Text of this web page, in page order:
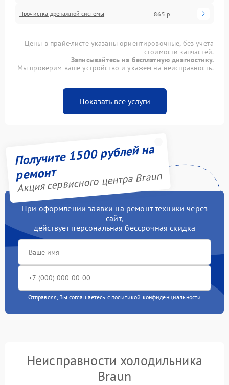
Прочистка дренажной системы 865 р
Цены в прайс-листе указаны ориентировочные, без учета
стоимости запчастей.
Записывайтесь на бесплатную диагностику.
Мы проверим ваше устройство и укажем на неисправность.
Показать все услуги
Получите 1500 рублей на
ремонт
Акция сервисного центра Braun
При оформлении заявки на ремонт техники через
сайт,
действует персональная бессрочная скидка
Отправляя, Вы соглашаетесь с политикой конфиденциальности
Неисправности холодильника
Braun